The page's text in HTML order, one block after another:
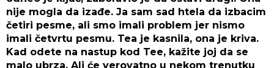
nije mogla da izađe. Ja sam sad htela da izbacim
četiri pesme, ali smo imali problem jer nismo
imali četvrtu pesmu. Tea je kasnila, ona je kriva.
Kad odete na nastup kod Tee, kažite joj da se
malo ubrza. Ali će verovatno u nekom trenutku